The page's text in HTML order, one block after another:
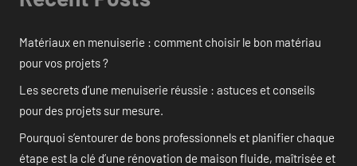
Matériaux en menuiserie : comment choisir le bon matériau
pour vos projets ?
Les secrets d’une menuiserie réussie : astuces et conseils
pour des projets sur mesure.
Pourquoi s’entourer de bons professionnels et planifier chaque
étape est la clé d’une rénovation de maison fluide, maîtrisée et